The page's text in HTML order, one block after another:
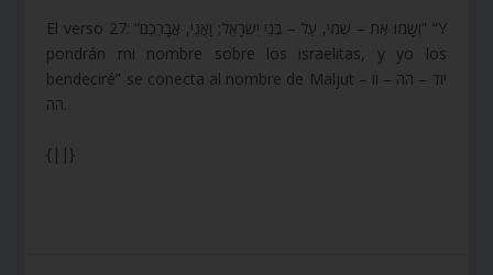
El verso 27: “וְשָׂמוּ אֶת – שְׁמִי, עַל – בְּנֵי יִשְׂרָאֵל; וַאֲנִי, אֲבָרְכֵם” “Y
pondrán mi nombre sobre los israelitas, y yo los
bendeciré” se conecta al nombre de Maljut יוד – הה – וו –
הה.
{||}